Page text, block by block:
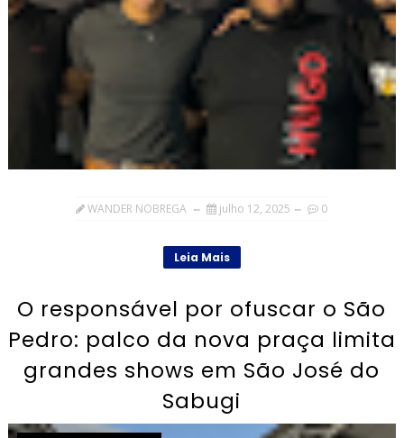
WANDER NOBREGA julho 12, 2025 0
Leia Mais
O responsável por ofuscar o São
Pedro: palco da nova praça limita
grandes shows em São José do
Sabugi